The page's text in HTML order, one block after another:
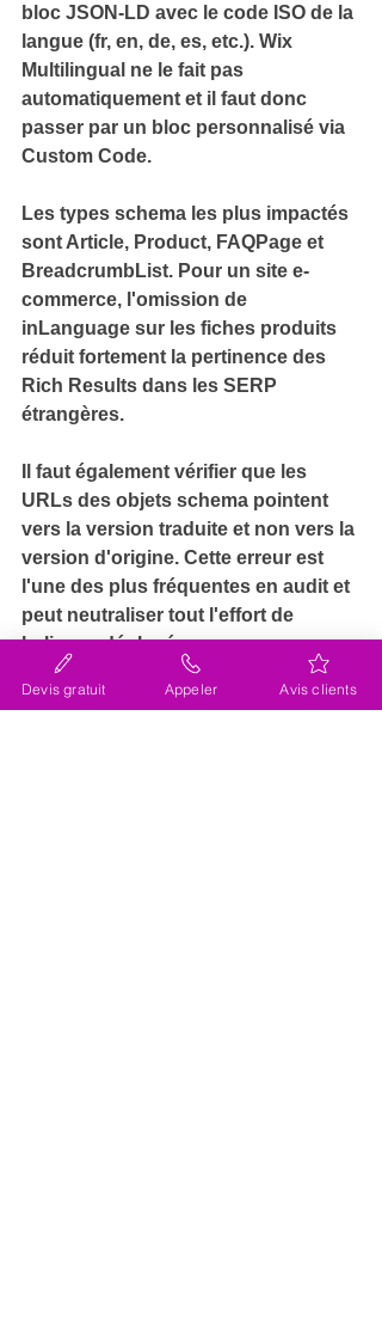
bloc JSON-LD avec le code ISO de la
langue (fr, en, de, es, etc.). Wix
Multilingual ne le fait pas
automatiquement et il faut donc
passer par un bloc personnalisé via
Custom Code.
Les types schema les plus impactés
sont Article, Product, FAQPage et
BreadcrumbList. Pour un site e-
commerce, l'omission de
inLanguage sur les fiches produits
réduit fortement la pertinence des
Rich Results dans les SERP
étrangères.
Il faut également vérifier que les
URLs des objets schema pointent
vers la version traduite et non vers la
version d'origine. Cette erreur est
l'une des plus fréquentes en audit et
peut neutraliser tout l'effort de
balisage déployé.
Avec lacky, nous avons
Devis gratuit Appeler Avis clients